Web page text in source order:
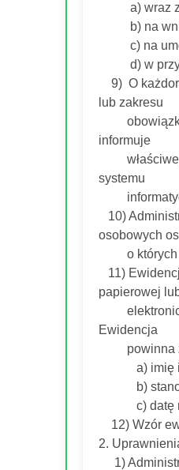
a) wraz z
b) na
c) na
d) w
9) O
lub zakresu
informuje
właściwego
systemu
10)
osobowych
o których
11)
papierowej
Ewidencja
powinna
a) imię i
b)
c) datę
12) Wzór
2.
1)